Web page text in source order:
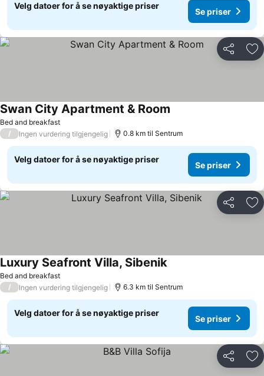
Velg datoer for å se nøyaktige priser
Se priser
Del
Bed and breakfast
Swan City Apartment & Room
/ Ingen vurdering tilgjengelig 0.8 km til Sentrum
Velg datoer for å se nøyaktige priser
Se priser
Del
Bed and breakfast
Luxury Seafront Villa, Sibenik
/ Ingen vurdering tilgjengelig 6.3 km til Sentrum
Velg datoer for å se nøyaktige priser
Se priser
Del